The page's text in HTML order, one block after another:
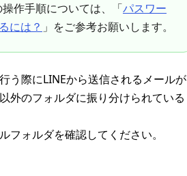
作手順については、「パスワー
には？ 」をご参考お願いします。
う際にLINEから送信されるメールが
外のフォルダに振り分けられている
フォルダを確認してください。